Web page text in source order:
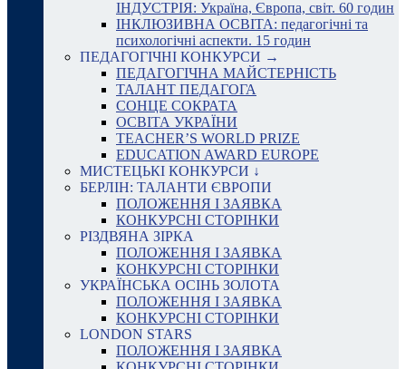
ІНДУСТРІЯ: Україна, Європа, світ. 60 годин
ІНКЛЮЗИВНА ОСВІТА: педагогічні та
психологічні аспекти. 15 годин
ПЕДАГОГІЧНІ КОНКУРСИ →
ПЕДАГОГІЧНА МАЙСТЕРНІСТЬ
ТАЛАНТ ПЕДАГОГА
СОНЦЕ СОКРАТА
ОСВІТА УКРАЇНИ
TEACHER’S WORLD PRIZE
EDUCATION AWARD EUROPE
МИСТЕЦЬКІ КОНКУРСИ ↓
БЕРЛІН: ТАЛАНТИ ЄВРОПИ
ПОЛОЖЕННЯ І ЗАЯВКА
КОНКУРСНІ СТОРІНКИ
РІЗДВЯНА ЗІРКА
ПОЛОЖЕННЯ І ЗАЯВКА
КОНКУРСНІ СТОРІНКИ
УКРАЇНСЬКА ОСІНЬ ЗОЛОТА
ПОЛОЖЕННЯ І ЗАЯВКА
КОНКУРСНІ СТОРІНКИ
LONDON STARS
ПОЛОЖЕННЯ І ЗАЯВКА